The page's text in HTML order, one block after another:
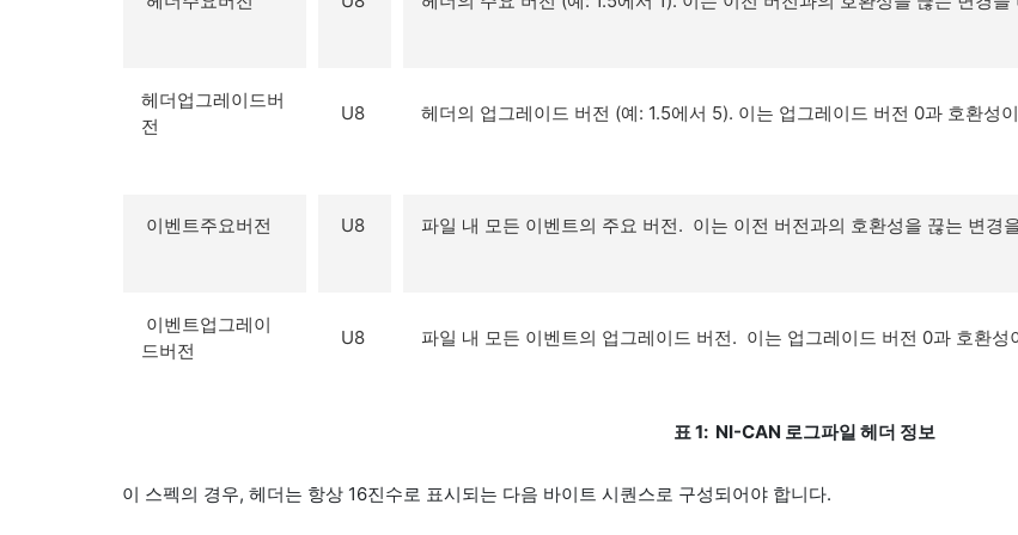
헤더업그레이드버
전
U8 헤더의 업그레이드 버전 (예: 1.5에서 5). 이는 업그레이드 버전 0과 호환성
이벤트주요버전 U8 파일 내 모든 이벤트의 주요 버전. 이는 이전 버전과의 호환성을 끊는 변경
이벤트업그레이
드버전
U8 파일 내 모든 이벤트의 업그레이드 버전. 이는 업그레이드 버전 0과 호환성
표 1: NI-CAN 로그파일 헤더 정보
이 스펙의 경우, 헤더는 항상 16진수로 표시되는 다음 바이트 시퀀스로 구성되어야 합니다.